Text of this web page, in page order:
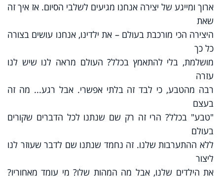
ארוך ומייגע של יצירה אנחנו מגיעים לשלבי הסיום. אז איך זה
שאת
היצירה הכי מורכבת בעולם – את ילדינו, אנחנו עושים בצורה
כל כך
מושלמת, בלי להתאמץ בכלל? העולם מראה לנו שיש לנו
עזרה
רבה מהטבע, כי לבד זה בלתי אפשרי. אבל רגע... מה זה
בעצם
"טבע" בכלל? הרי זה רק שם שנתנו לכל הדברים שקורים
בעולם
ללא ההתערבות שלנו. זה נחמד שנתנו שם לדבר שעוזר לנו
ליצור
את הילדים שלנו, אבל מה המהות שלו? מי עומד מאחוריו?